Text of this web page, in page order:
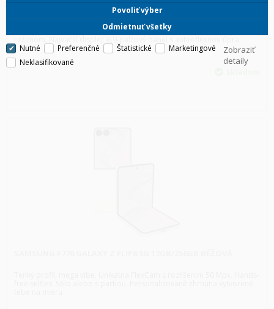
Najlepší procesor: Exkluzívne Snapdragon 8 Elite Gen 5 pre
nekompromisný výkon a efektivitu. Špičkové fotoaparáty: 200 Mpx
hlavný senzor a nový 50 Mpx ultraširoký objektív s lepším nočným
Odmietnuť všetky
Povoliť výber
Nutné Preferenčné Štatistické
Marketingové
Neklasifikované
Zobraziť
detaily